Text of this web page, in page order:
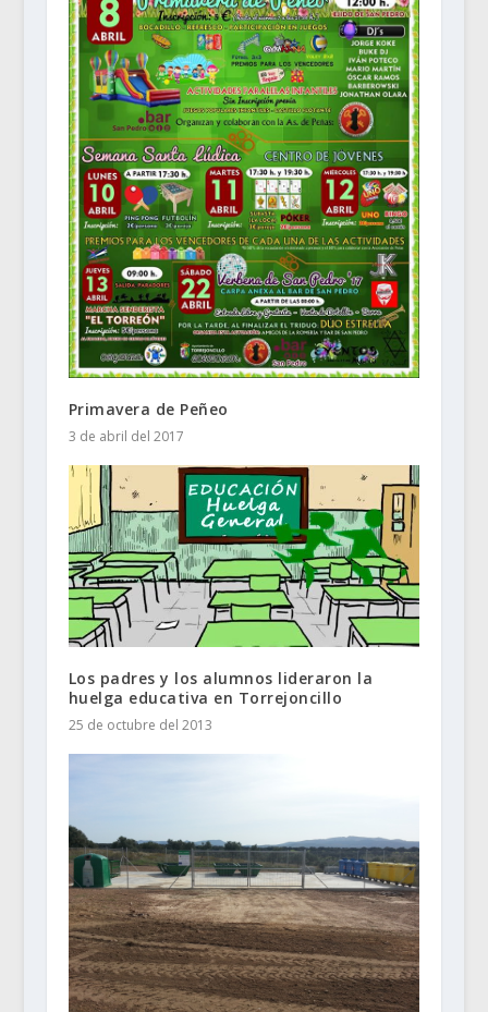
Primavera de Peñeo
3 de abril del 2017
Los padres y los alumnos lideraron la
huelga educativa en Torrejoncillo
25 de octubre del 2013